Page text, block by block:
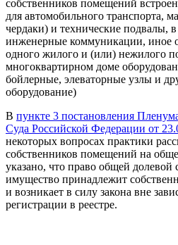
собственников помещений
для автомобильного транспорта,
чердаки) и технические подвалы,
инженерные коммуникации, иное
одного жилого и (или) нежилого
многоквартирном доме
бойлерные, элеваторные узлы и
оборудование)
В пункте 3 постановления
Суда Российской Федерации от
некоторых вопросах практики
собственников помещений на
указано, что право общей долевой
имущество принадлежит
и возникает в силу закона вне
регистрации в реестре.